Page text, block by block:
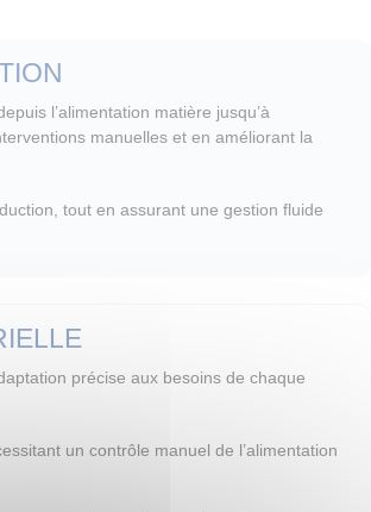
l’alimentation matière jusqu’à
manuelles et en améliorant la
tout en assurant une gestion fluide
précise aux besoins de chaque
un contrôle manuel de l’alimentation